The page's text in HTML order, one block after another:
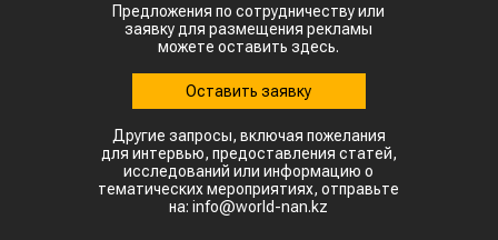
Предложения по сотрудничеству или
заявку для размещения рекламы
можете оставить здесь.
Оставить заявку
Другие запросы, включая пожелания
для интервью, предоставления статей,
исследований или информацию о
тематических мероприятиях, отправьте
на: info@world-nan.kz